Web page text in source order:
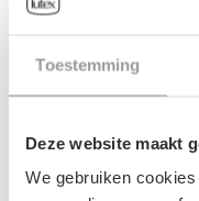
Toestemming
Deze website maakt
We gebruiken
Geen informatie